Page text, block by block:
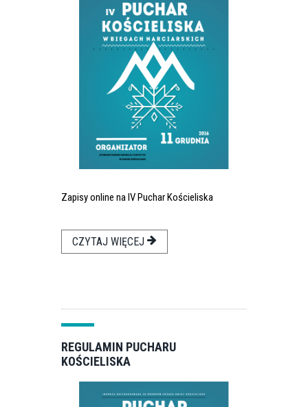
Zapisy online na IV Puchar Kościeliska
CZYTAJ WIĘCEJ
REGULAMIN PUCHARU
KOŚCIELISKA